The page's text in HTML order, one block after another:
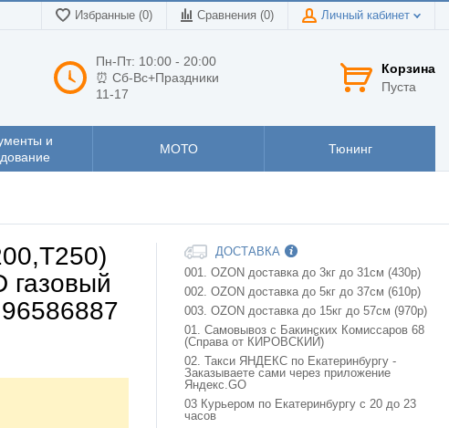
Избранные (0) Сравнения (0) Личный кабинет
Пн-Пт: 10:00 - 20:00
⏰ Сб-Вс+Праздники
11-17
Корзина
Пуста
и
МОТО Тюнинг
газовый
ДОСТАВКА
001. OZON доставка до 3кг до 31см (430р)
002. OZON доставка до 5кг до 37см (610р)
003. OZON доставка до 15кг до 57см (970р)
01. Самовывоз с Бакинских Комиссаров 68
(Справа от КИРОВСКИЙ)
02. Такси ЯНДЕКС по Екатеринбургу -
Заказываете сами через приложение
Яндекс.GO
03 Курьером по Екатеринбургу с 20 до 23
часов